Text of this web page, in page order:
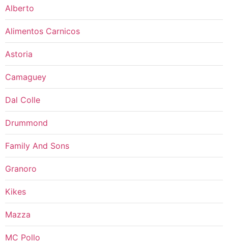
Alberto
Alimentos Carnicos
Astoria
Camaguey
Dal Colle
Drummond
Family And Sons
Granoro
Kikes
Mazza
MC Pollo